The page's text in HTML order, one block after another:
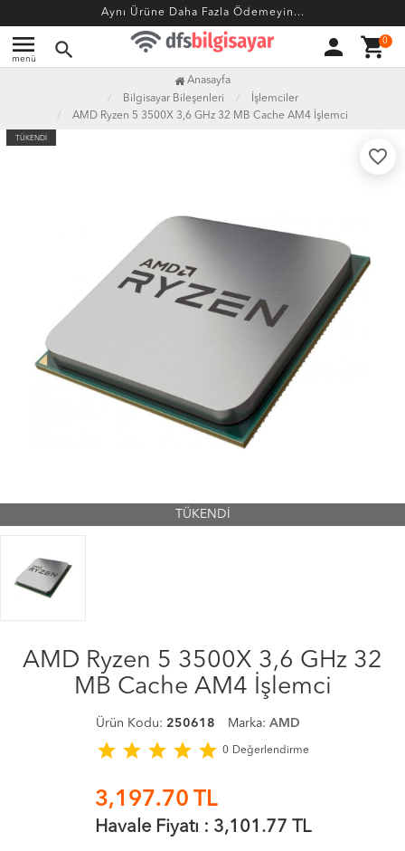
Aynı Ürüne Daha Fazla Ödemeyin...
menu
menü search person shopping_cart0
Anasayfa
Bilgisayar Bileşenleri
İşlemciler
AMD Ryzen 5 3500X 3,6 GHz 32 MB Cache AM4 İşlemci
TÜKENDİ
favorite_border
TÜKENDİ
AMD Ryzen 5 3500X 3,6 GHz 32
MB Cache AM4 İşlemci
Ürün Kodu: 250618 Marka: AMD
star star star star star 0 Değerlendirme
3,197.70 TL
Havale Fiyatı : 3,101.77 TL